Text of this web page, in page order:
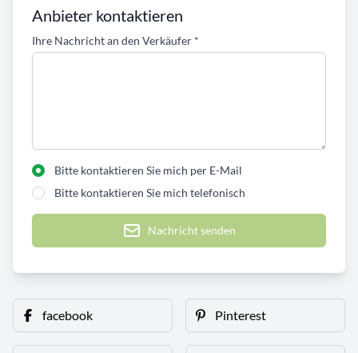
Anbieter kontaktieren
Ihre Nachricht an den Verkäufer *
Bitte kontaktieren Sie mich per E-Mail
Bitte kontaktieren Sie mich telefonisch
Nachricht senden
facebook Pinterest